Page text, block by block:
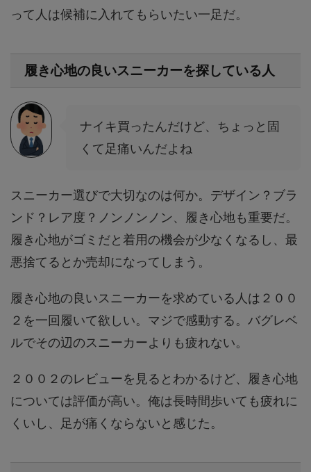
って人は候補に入れてもらいたい一足だ。
履き心地の良いスニーカーを探している人
ナイキ買ったんだけど、ちょっと固
くて足痛いんだよね
スニーカー選びで大切なのは何か。デザイン？ブラ
ンド？レア度？ノンノンノン、履き心地も重要だ。
履き心地がゴミだと着用の機会が少なくなるし、最
悪捨てるとか売却になってしまう。
履き心地の良いスニーカーを求めている人は２００
２を一回履いて欲しい。マジで感動する。バグレベ
ルでその辺のスニーカーよりも疲れない。
２００２のレビューを見るとわかるけど、履き心地
については評価が高い。俺は長時間歩いても疲れに
くいし、足が痛くならないと感じた。